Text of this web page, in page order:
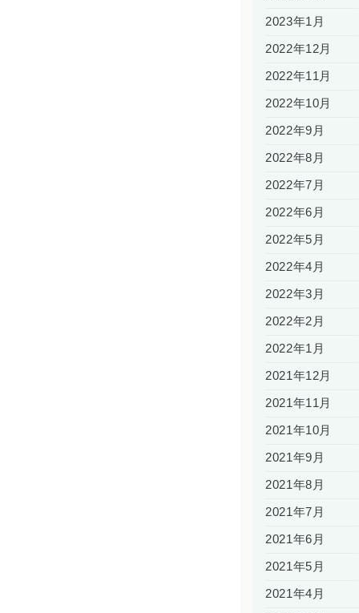
2023年1月
2022年12月
2022年11月
2022年10月
2022年9月
2022年8月
2022年7月
2022年6月
2022年5月
2022年4月
2022年3月
2022年2月
2022年1月
2021年12月
2021年11月
2021年10月
2021年9月
2021年8月
2021年7月
2021年6月
2021年5月
2021年4月